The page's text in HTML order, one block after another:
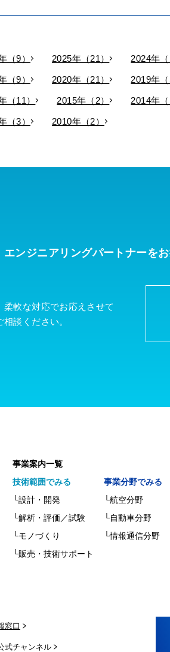
（9） 2025年（21） 2024年（
（9） 2020年（21） 2019年（
（11） 2015年（2） 2014年（
（3） 2010年（2）
エンジニアリングパートナーを
軟な対応でお応えさせて
談ください。
事業案内一覧
技術範囲でみる
└設計・開発
└解析・評価／試験
└モノづくり
└販売・技術サポート
事業分野でみる
└航空分野
└自動車分野
└情報通信分野
窓口
式チャンネル